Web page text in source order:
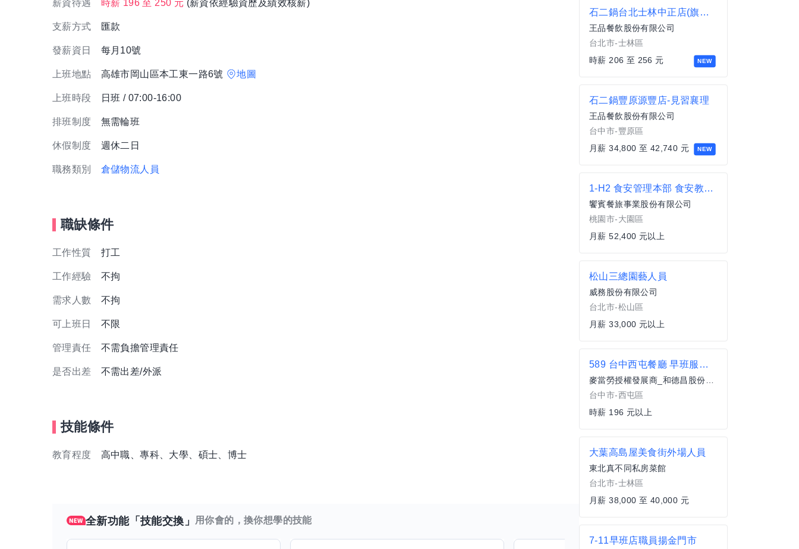
薪資待遇 時薪 196 至 250 元 (薪資依經驗資歷及績效核薪)
支薪方式 匯款
發薪資日 每月10號
上班地點 高雄市岡山區本工東一路6號 地圖
上班時段 日班 / 07:00-16:00
排班制度 無需輪班
休假制度 週休二日
職務類別 倉儲物流人員
職缺條件
工作性質 打工
工作經驗 不拘
需求人數 不拘
可上班日 不限
管理責任 不需負擔管理責任
是否出差 不需出差/外派
技能條件
教育程度 高中職、專科、大學、碩士、博士
全新功能「技能交換」 用你會的，換你想學的技能
NEW
石二鍋台北士林中正店(旗艦店)-兼職/工讀計時人員
王品餐飲股份有限公司
台北市-士林區
時薪 206 至 256 元
NEW
石二鍋豐原源豐店-見習襄理
王品餐飲股份有限公司
台中市-豐原區
月薪 34,800 至 42,740 元
1-H2 食安管理本部 食安教育室_講師
饗賓餐旅事業股份有限公司
桃園市-大園區
月薪 52,400 元以上
松山三總園藝人員
威務股份有限公司
台北市-松山區
月薪 33,000 元以上
589 台中西屯餐廳 早班服務員(兼職)
麥當勞授權發展商_和德昌股份有限公司
台中市-西屯區
時薪 196 元以上
大葉高島屋美食街外場人員
東北真不同私房菜館
台北市-士林區
月薪 38,000 至 40,000 元
7-11早班店職員揚金門市